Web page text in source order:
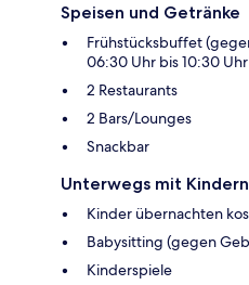
Speisen und Getränke
Frühstücksbuffet
06:30 Uhr bis 10:30 Uhr
2 Restaurants
2 Bars/Lounges
Snackbar
Unterwegs mit Kindern
Kinder übernachten
Babysitting (gegen
Kinderspiele